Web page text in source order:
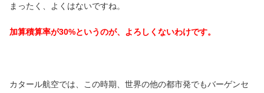
まったく、よくはないですね。
加算積算率が30%というのが、よろしくないわけです。
カタール航空では、この時期、世界の他の都市発でもバーゲンセ